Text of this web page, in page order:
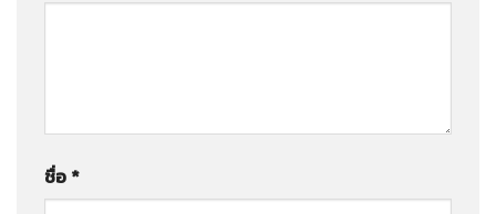
ชื่อ *